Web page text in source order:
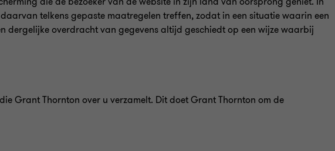
telkens gepaste maatregelen treffen, zodat in een situatie waarin een
dergelijke overdracht van gegevens altijd geschiedt op een wijze waarbij
Grant Thornton over u verzamelt. Dit doet Grant Thornton om de